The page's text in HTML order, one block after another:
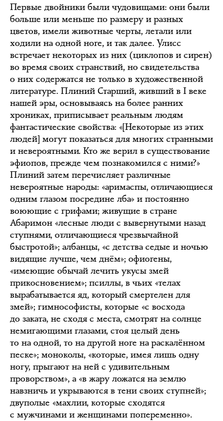
Первые двойники были чудовищами: они были
больше или меньше по размеру и разных
цветов, имели животные черты, летали или
ходили на одной ноге, и так далее. Улисс
встречает некоторых из них (циклопов и сирен)
во время своих странствий, но свидетельства
о них содержатся не только в художественной
литературе. Плиний Старший, живший в I веке
нашей эры, основываясь на более ранних
хрониках, приписывает реальным людям
фантастические свойства: «[Некоторые из этих
людей] могут показаться для многих странными
и невероятными. Кто же верил в существование
эфиопов, прежде чем познакомился с ними?»
Плиний затем перечисляет различные
невероятные народы: «аримаспы, отличающиеся
одним глазом посредине лба» и постоянно
воюющие с грифами; живущие в стране
Абаримон «лесные люди с вывернутыми назад
ступнями, отличающиеся чрезвычайной
быстротой»; албанцы, «с детства седые и ночью
видящие лучше, чем днём»; офиогены,
«имеющие обычай лечить укусы змей
прикосновением»; псиллы, в чьих «телах
вырабатывается яд, который смертелен для
змей»; гимнософисты, которые «с восхода
до заката, не сходя с места, смотрят на солнце
немигающими глазами, стоя целый день
то на одной, то на другой ноге на раскалённом
песке»; моноколы, «которые, имея лишь одну
ногу, прыгают на ней с удивительным
проворством», а «в жару ложатся на землю
навзничь и укрываются в тени своих ступней»;
двуполые «махлии, которые сходятся
с мужчинами и женщинами попеременно».